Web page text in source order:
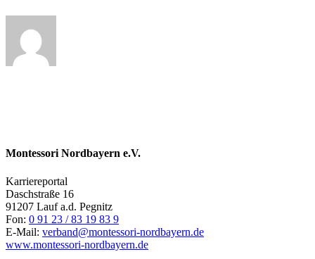
Montessori Nordbayern e.V.
Karriereportal
Daschstraße 16
91207 Lauf a.d. Pegnitz
Fon: 0 91 23 / 83 19 83 9
E-Mail: verband@montessori-nordbayern.de
www.montessori-nordbayern.de